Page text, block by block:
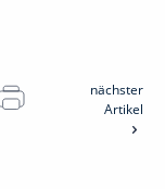
nächster
Artikel